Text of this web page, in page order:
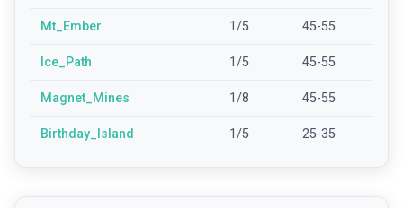
Mt_Ember 1/5 45-55
Ice_Path 1/5 45-55
Magnet_Mines 1/8 45-55
Birthday_Island 1/5 25-35